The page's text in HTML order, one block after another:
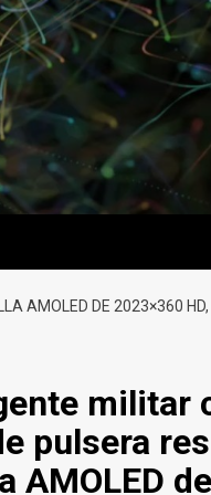
AMOLED DE 2023×360
militar
pulsera
AMOLED